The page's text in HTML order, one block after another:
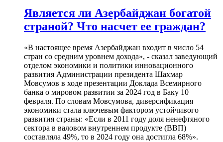
Является ли Азербайджан богатой
страной? Что насчет ее граждан?
«В настоящее время Азербайджан входит в число 54
стран со средним уровнем дохода», - сказал заведующий
отделом экономики и политики инновационного
развития Администрации президента Шахмар
Мовсумов в ходе презентации Доклада Всемирного
банка о мировом развитии за 2024 год в Баку 10
февраля. По словам Мовсумова, диверсификация
экономики стала ключевым фактором устойчивого
развития страны: «Если в 2011 году доля ненефтяного
сектора в валовом внутреннем продукте (ВВП)
составляла 49%, то в 2024 году она достигла 68%».